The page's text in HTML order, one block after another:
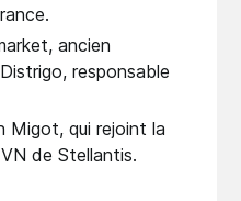
ancien
responsable
Migot, qui rejoint la
de Stellantis.